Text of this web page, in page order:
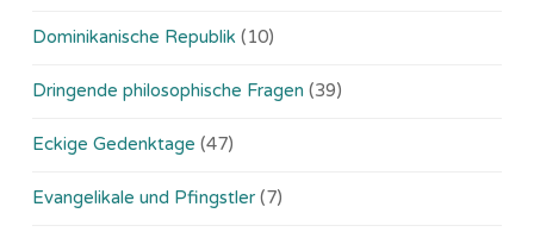
Dominikanische Republik (10)
Dringende philosophische Fragen (39)
Eckige Gedenktage (47)
Evangelikale und Pfingstler (7)